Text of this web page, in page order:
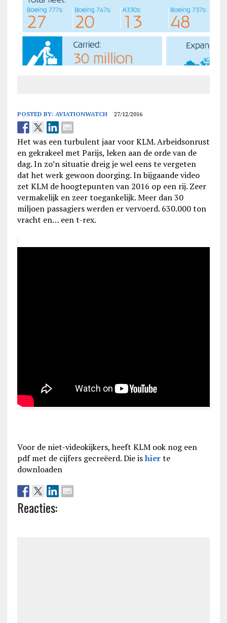
POSTED BY: AVIATIONWATCH 27/12/2016
Het was een turbulent jaar voor KLM. Arbeidsonrust
en gekrakeel met Parijs, leken aan de orde van de
dag. In zo’n situatie dreig je wel eens te vergeten
dat het werk gewoon doorging. In bijgaande video
zet KLM de hoogtepunten van 2016 op een rij. Zeer
vermakelijk en zeer toegankelijk. Meer dan 30
miljoen passagiers werden er vervoerd. 630.000 ton
vracht en… een t-rex.
Voor de niet-videokijkers, heeft KLM ook nog een
pdf met de cijfers gecreëerd. Die ishierte
downloaden
Reacties: